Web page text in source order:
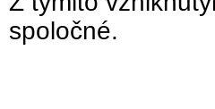
spoločné.